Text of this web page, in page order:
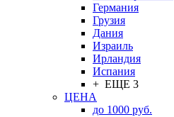
Германия
Грузия
Дания
Израиль
Ирландия
Испания
+ ЕЩЕ 3
ЦЕНА
до 1000 руб.